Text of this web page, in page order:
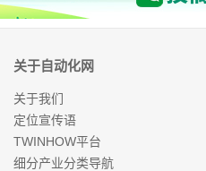
关于自动化网
关于我们
定位宣传语
TWINHOW平台
细分产业分类导航